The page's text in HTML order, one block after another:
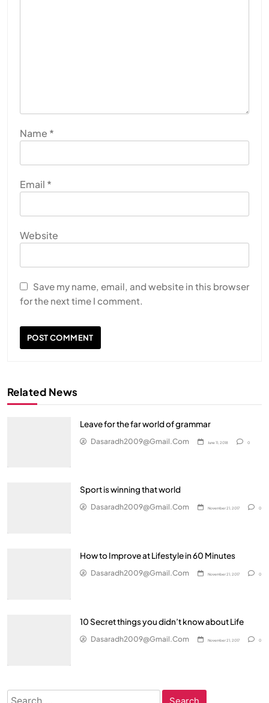
Name *
Email *
Website
Save my name, email, and website in this browser
for the next time I comment.
Related News
Leave for the far world of grammar
Dasaradh2009@gmail.com June 11, 2018 0
Sport is winning that world
Dasaradh2009@gmail.com November 21, 2017 0
How to Improve at Lifestyle in 60 Minutes
Dasaradh2009@gmail.com November 21, 2017 0
10 Secret things you didn’t know about Life
Dasaradh2009@gmail.com November 21, 2017 0
Search